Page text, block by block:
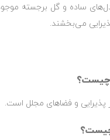
مدل‌های ساده و گل برجسته
می‌بخشند.
پذیرایی و فضاهای مجلل است.